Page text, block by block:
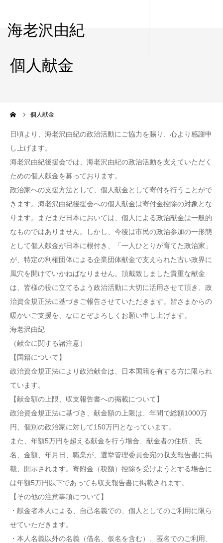
海老沢由紀
個人献金
個人献金
日頃より、海老沢由紀の政治活動にご協力を賜り、心より感謝申
し上げます。
海老沢由紀後援会では、海老沢由紀の政治活動を支えていただく
ための個人献金を募っております。
政治家への支援方法として、個人献金として寄付を行うことがで
きます。海老沢由紀後援会への個人献金は寄付金控除の対象とな
ります。まだまだ日本においては、個人による政治献金は一般的
なものではありません。しかし、今後は市民の政治参加の一形態
として個人献金が日本に根付き、「一人ひとりが育てた政治家」
が、特定の利権団体による企業団体献金で支えられた古い政界に
風穴を開けていかねばなりません。頂戴致しました貴重な献金
は、皆様の役に立てるよう政治活動に大切に活用させて頂き、政
治資金規正法に基づきご報告させていただきます。皆さまからの
暖かいご支援を、なにとぞよろしくお願い申し上げます。
海老沢由紀
（献金に関する諸注意）
【国籍について】
政治資金規正法により政治献金は、日本国籍を有する方に限られ
ています。
【献金額の上限、収支報告書への掲載について】
政治資金規正法に基づき、献金額の上限は、年間で総額1000万
円、個別の政治家に対して150万円となっています。
また、年額5万円を超える献金を行う場合、献金者の住所、氏
名、金額、年月日、職業が、選挙管理委員会宛の収支報告書に掲
載、開示されます。寄附金（税額）控除を受けようとする場合に
は年額5万円以下であっても収支報告書に掲載されます。
【その他の注意事項について】
・献金者本人による、自己名義での、個人としてのご利用に限ら
せていただきます。
・本人名義以外の名義（借名、仮名を含む）、匿名でのご利用、